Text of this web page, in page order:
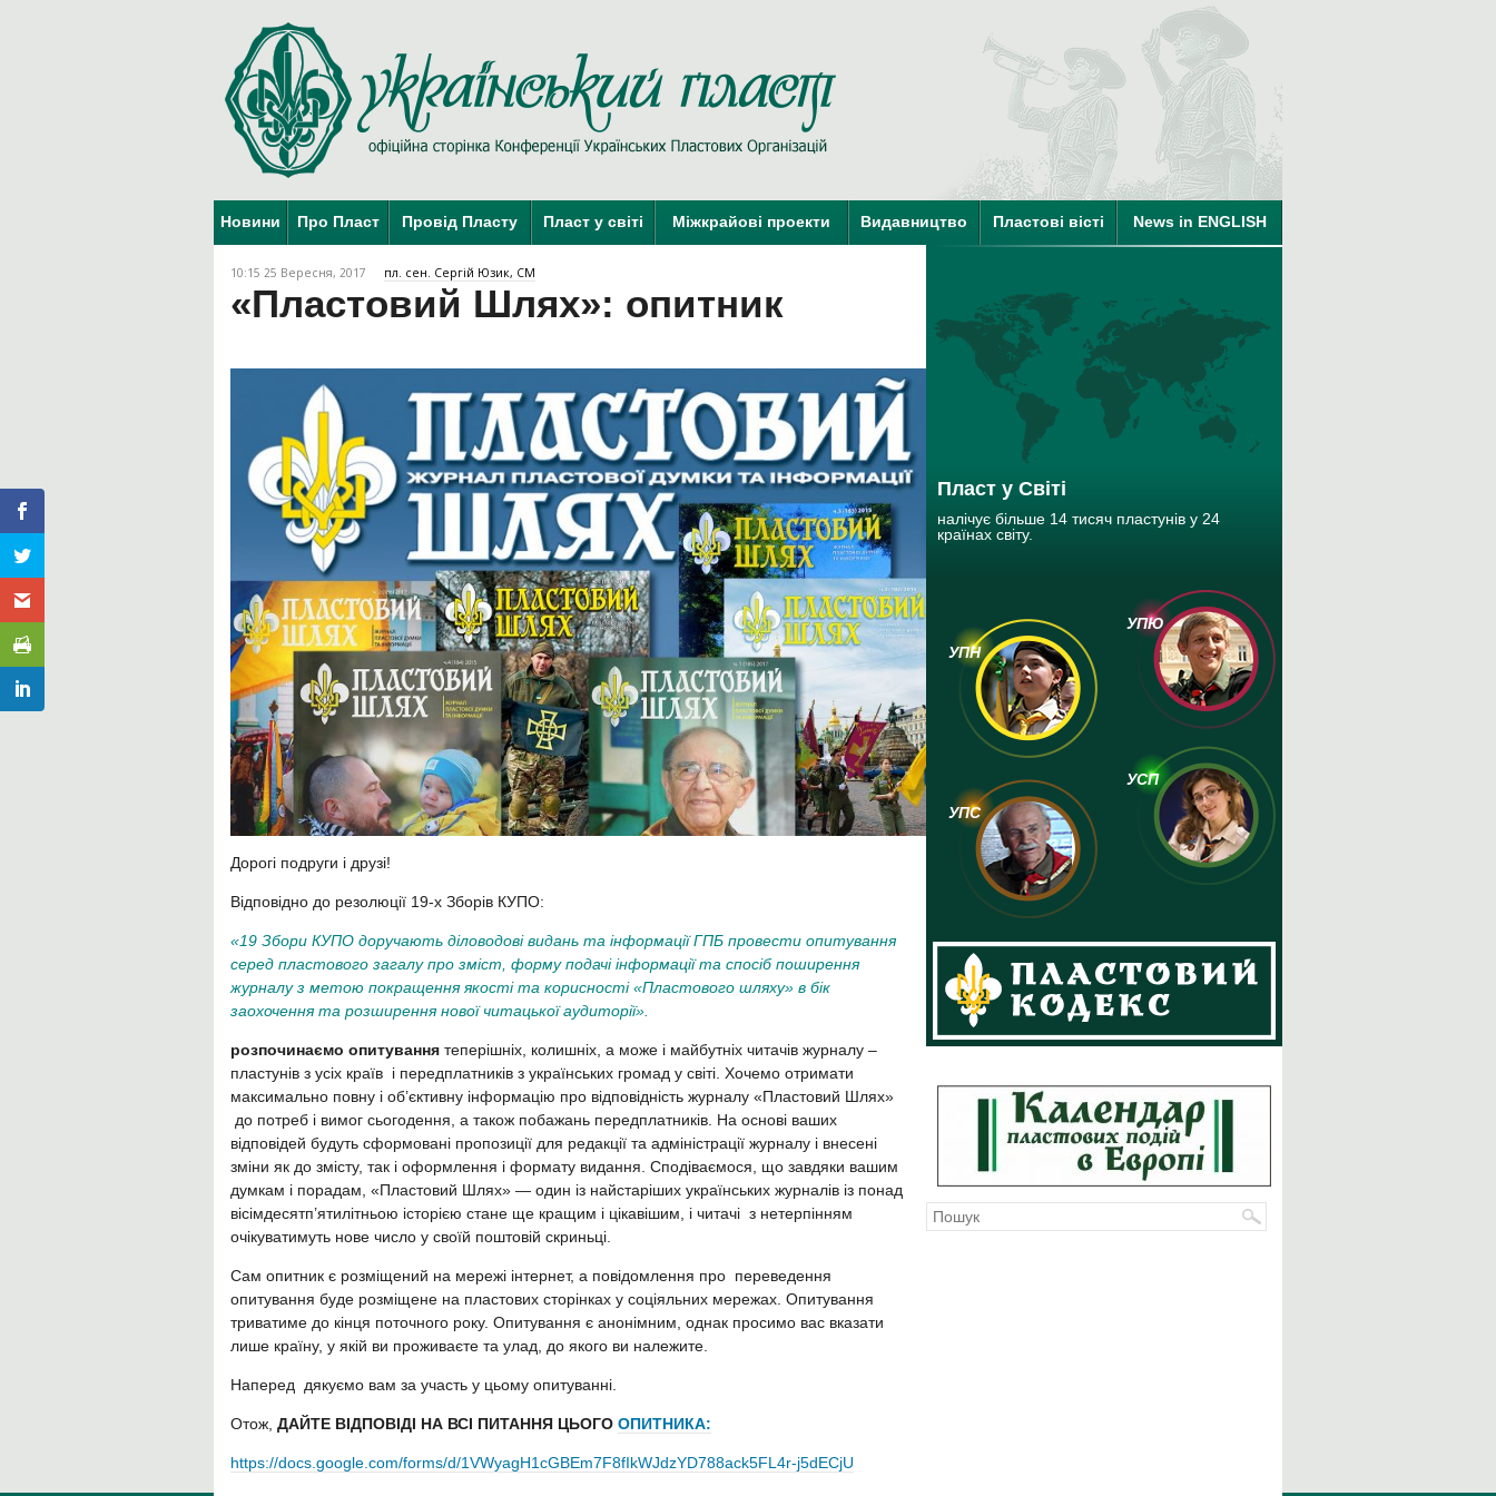
Новини Про Пласт Провід Пласту Пласт у світі Міжкрайові проекти Видавництво Пластові вісті News in ENGLISH
10:15 25 Вересня, 2017 пл. сен. Сергій Юзик, СМ
«Пластовий Шлях»: опитник
Дорогі подруги і друзі!
Відповідно до резолюції 19-х Зборів КУПО:
«19 Збори КУПО доручають діловодові видань та інформації ГПБ провести опитування
серед пластового загалу про зміст, форму подачі інформації та спосіб поширення
журналу з метою покращення якості та корисності «Пластового шляху» в бік
заохочення та розширення нової читацької аудиторії».
розпочинаємо опитування теперішніх, колишніх, а може і майбутніх читачів журналу –
пластунів з усіх країв і передплатників з українських громад у світі. Хочемо отримати
максимально повну і об’єктивну інформацію про відповідність журналу «Пластовий Шлях»
до потреб і вимог сьогодення, а також побажань передплатників. На основі ваших
відповідей будуть сформовані пропозиції для редакції та адміністрації журналу і внесені
зміни як до змісту, так і оформлення і формату видання. Сподіваємося, що завдяки вашим
думкам і порадам, «Пластовий Шлях» — один із найстаріших українських журналів із понад
вісімдесятп’ятилітньою історією стане ще кращим і цікавішим, і читачі з нетерпінням
очікуватимуть нове число у своїй поштовій скриньці.
Сам опитник є розміщений на мережі інтернет, а повідомлення про переведення
опитування буде розміщене на пластових сторінках у соціяльних мережах. Опитування
триватиме до кінця поточного року. Опитування є анонімним, однак просимо вас вказати
лише країну, у якій ви проживаєте та улад, до якого ви належите.
Наперед дякуємо вам за участь у цьому опитуванні.
Отож, ДАЙТЕ ВІДПОВІДІ НА ВСІ ПИТАННЯ ЦЬОГО ОПИТНИКА:
https://docs.google.com/forms/d/1VWyagH1cGBEm7F8fIkWJdzYD788ack5FL4r-j5dECjU
Пласт у Світі
налічує більше 14 тисяч пластунів у 24
країнах світу.
Пласт у Світі
УПН
УПЮ
УСП
УПС